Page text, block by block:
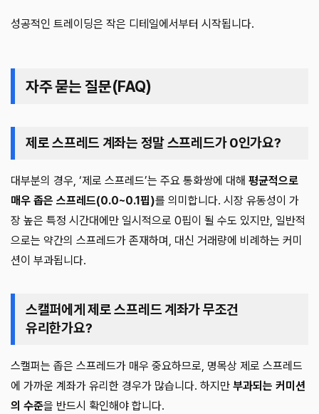
성공적인 트레이딩은 작은 디테일에서부터 시작됩니다.
자주 묻는 질문(FAQ)
제로 스프레드 계좌는 정말 스프레드가 0인가요?
대부분의 경우, ‘제로 스프레드’는 주요 통화쌍에 대해 평균적으로
매우 좁은 스프레드(0.0~0.1핍)를 의미합니다. 시장 유동성이 가
장 높은 특정 시간대에만 일시적으로 0핍이 될 수도 있지만, 일반적
으로는 약간의 스프레드가 존재하며, 대신 거래량에 비례하는 커미
션이 부과됩니다.
스캘퍼에게 제로 스프레드 계좌가 무조건
유리한가요?
스캘퍼는 좁은 스프레드가 매우 중요하므로, 명목상 제로 스프레드
에 가까운 계좌가 유리한 경우가 많습니다. 하지만 부과되는 커미션
의 수준을 반드시 확인해야 합니다.